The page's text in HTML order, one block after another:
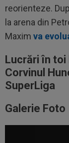
reorienteze.
la arena din
Maxim va
Lucrări în toi
Corvinul
SuperLiga
Galerie Foto